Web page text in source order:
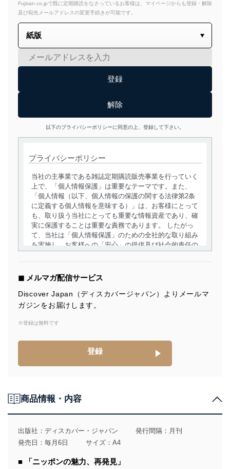
Fujisan.co.jpで既に定期購読をなさっているお客様は、マイページからも登録・解除
及び宛先メールアドレスの変更手続きが可能です。
以下のプライバシーポリシーに同意の上、登録して下さい。
プライバシーポリシー
当社の主事業である雑誌定期購読販売事業を行っていく
上で、「個人情報保護」は重要なテーマです。また、
「個人情報（以下、個人情報の保護の関する法律第2条
に定義する個人情報を意味する）」は、お客様にとって
も、取り扱う当社にとっても重要な情報資産であり、確
実に保護することは重要な責務であります。 したがっ
て、当社は「個人情報保護」のための全社的な取り組み
を実施し、お客様への「安心」の提供及び社会的責任の
個人情報の取得・利用・提供について
当社は、個人情報の取得・利用・提供に際して、その利
用目的を明確にし、本人の同意を得たうえで利用目的の
達成に必要な範囲内で適法かつ公正な手段によって取
得・利用・提供を行います。また、当社が保有している
供・開示は行いません。当社においてはこれらの取り組
みを確実にするため、従業者等の教育を徹底してまいり
その他の規範を遵守します。また、当社の管理の仕組み
に、これらの法令及びその他の規範を常に適合させま
す。
◼︎ メルマガ配信サービス
Discover Japan（ディスカバージャパン）よりメールマ
ガジンをお届けします。
※登録は無料です
登録
商品情報・内容
出版社： ディスカバー・ジャパン
発行間隔：月刊
発売日：毎月6日
サイズ：A4
■ 「ニッポンの魅力、再発見」